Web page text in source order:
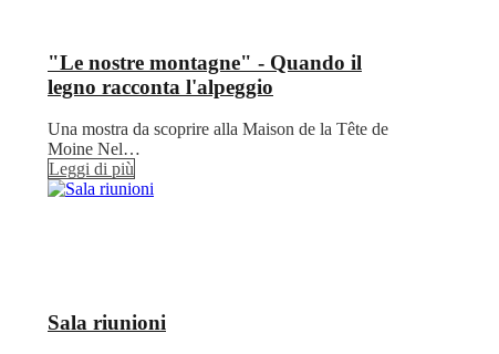
"Le nostre montagne" - Quando il
legno racconta l'alpeggio
Una mostra da scoprire alla Maison de la Tête de
Moine Nel…
Leggi di più
Sala riunioni